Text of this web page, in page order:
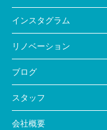
インスタグラム
リノベーション
ブログ
スタッフ
会社概要